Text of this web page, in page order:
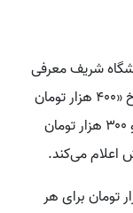
شریف معرفی
و در ازای حل سوالات امتحانی دانش‌آموز، نرخ‌ «۴۰۰ هزار تومان
برای درس‌های تخصصی مثل ریاضی و علوم و ۳۰۰ هزار تومان
اعلام می‌کند.
خانمی این قیمت را «۳۵۰ هزار تومان برای هر